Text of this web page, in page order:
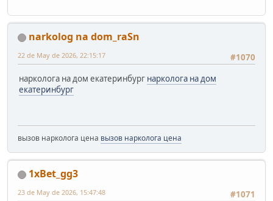
narkolog na dom_raSn
#1070
22 de May de 2026, 22:15:17
нарколога на дом екатеринбург нарколога на дом
екатеринбург
вызов нарколога цена вызов нарколога цена
1xBet_gg3
#1071
23 de May de 2026, 15:47:48